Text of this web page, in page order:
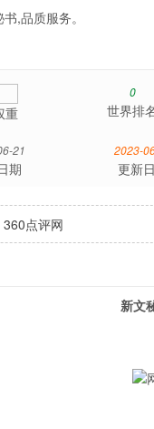
,品质服务。
重
0
世界排
21
期
2023-
更新
360点评网
新文